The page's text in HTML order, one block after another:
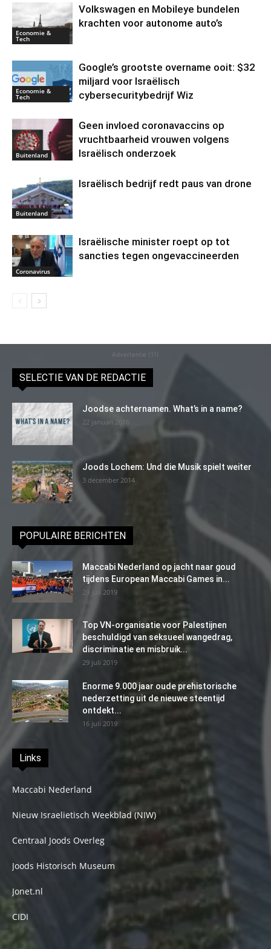
Economie &
Tech
Volkswagen en Mobileye bundelen
krachten voor autonome auto’s
Economie &
Tech
Google’s grootste overname ooit: $32
miljard voor Israëlisch
cybersecuritybedrijf Wiz
Buitenland
Geen invloed coronavaccins op
vruchtbaarheid vrouwen volgens
Israëlisch onderzoek
Buitenland
Israëlisch bedrijf redt paus van drone
Coronavirus
Israëlische minister roept op tot
sancties tegen ongevaccineerden
Advertentie (11)
SELECTIE VAN DE REDACTIE
Joodse achternamen. What’s in a name?
22 januari 2016
Joods Lochem: Und die Musik spielt weiter
3 december 2014
POPULAIRE BERICHTEN
Maccabi Nederland op jacht naar goud
tijdens European Maccabi Games in...
29 juli 2019
Top VN-organisatie voor Palestijnen
beschuldigd van seksueel wangedrag,
discriminatie en misbruik...
29 juli 2019
Enorme 9.000 jaar oude prehistorische
nederzetting uit de nieuwe steentijd
ontdekt...
16 juli 2019
Links
Maccabi Nederland
Nieuw Israelietisch Weekblad (NIW)
Centraal Joods Overleg
Joods Historisch Museum
Jonet.nl
CIDI